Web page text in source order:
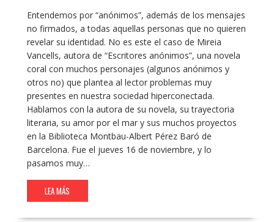
Entendemos por “anónimos”, además de los mensajes
no firmados, a todas aquellas personas que no quieren
revelar su identidad. No es este el caso de Mireia
Vancells, autora de “Escritores anónimos”, una novela
coral con muchos personajes (algunos anónimos y
otros no) que plantea al lector problemas muy
presentes en nuestra sociedad hiperconectada.
Hablamos con la autora de su novela, su trayectoria
literaria, su amor por el mar y sus muchos proyectos
en la Biblioteca Montbau-Albert Pérez Baró de
Barcelona. Fue el jueves 16 de noviembre, y lo
pasamos muy…
LEA MÁS